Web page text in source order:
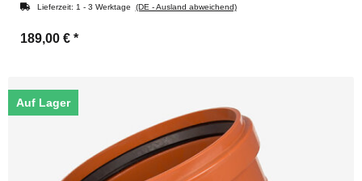
Lieferzeit: 1 - 3 Werktage (DE - Ausland abweichend)
189,00 € *
Auf Lager